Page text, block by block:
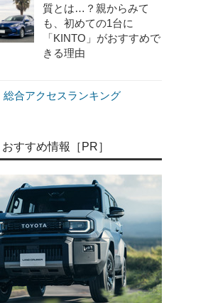
ホンダ CL250 アクセサリー装着車
質とは…？親からみて
も、初めての1台に
「KINTO」がおすすめで
きる理由
総合アクセスランキング
おすすめ情報［PR］